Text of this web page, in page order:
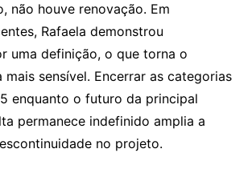
não houve renovação. Em
Rafaela demonstrou
uma definição, o que torna o
sensível. Encerrar as categorias
enquanto o futuro da principal
permanece indefinido amplia a
no projeto.